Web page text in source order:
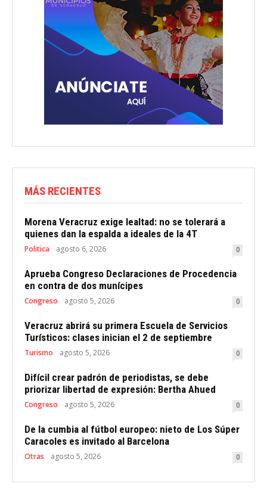
MÁS RECIENTES
Morena Veracruz exige lealtad: no se tolerará a
quienes dan la espalda a ideales de la 4T
Politica agosto 6, 2026 0
Aprueba Congreso Declaraciones de Procedencia
en contra de dos munícipes
Congreso agosto 5, 2026 0
Veracruz abrirá su primera Escuela de Servicios
Turísticos: clases inician el 2 de septiembre
Turismo agosto 5, 2026 0
Difícil crear padrón de periodistas, se debe
priorizar libertad de expresión: Bertha Ahued
Congreso agosto 5, 2026 0
De la cumbia al fútbol europeo: nieto de Los Súper
Caracoles es invitado al Barcelona
Otras agosto 5, 2026 0